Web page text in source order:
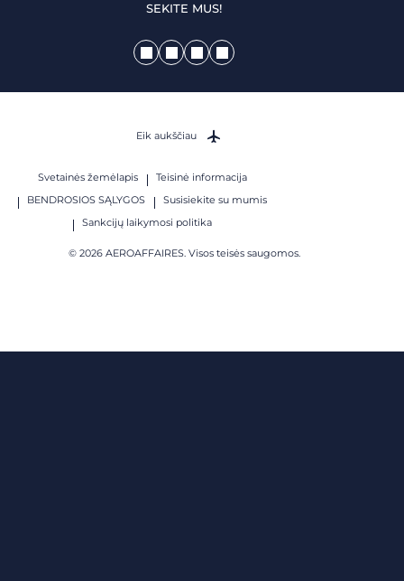
SEKITE MUS!
Svetainės žemėlapis
Teisinė informacija
BENDROSIOS SĄLYGOS
Susisiekite su mumis
Sankcijų laikymosi politika
© 2026 AEROAFFAIRES. Visos teisės saugomos.
Eik aukščiau